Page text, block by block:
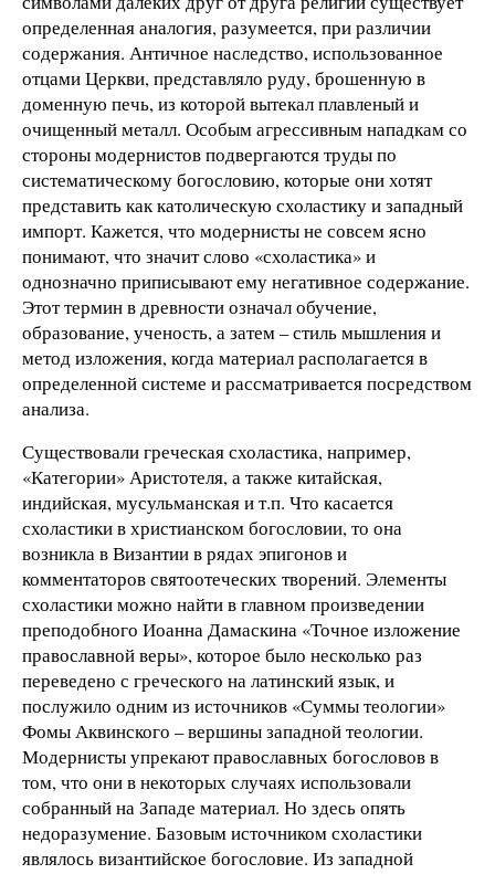
определенная аналогия, разумеется, при различии
содержания. Античное наследство, использованное
отцами Церкви, представляло руду, брошенную в
доменную печь, из которой вытекал плавленый и
очищенный металл. Особым агрессивным нападкам со
стороны модернистов подвергаются труды по
систематическому богословию, которые они хотят
представить как католическую схоластику и западный
импорт. Кажется, что модернисты не совсем ясно
понимают, что значит слово «схоластика» и
однозначно приписывают ему негативное содержание.
Этот термин в древности означал обучение,
образование, ученость, а затем – стиль мышления и
метод изложения, когда материал располагается в
определенной системе и рассматривается посредством
анализа.
Существовали греческая схоластика, например,
«Категории» Аристотеля, а также китайская,
индийская, мусульманская и т.п. Что касается
схоластики в христианском богословии, то она
возникла в Византии в рядах эпигонов и
комментаторов святоотеческих творений. Элементы
схоластики можно найти в главном произведении
преподобного Иоанна Дамаскина «Точное изложение
православной веры», которое было несколько раз
переведено с греческого на латинский язык, и
послужило одним из источников «Суммы теологии»
Фомы Аквинского – вершины западной теологии.
Модернисты упрекают православных богословов в
том, что они в некоторых случаях использовали
собранный на Западе материал. Но здесь опять
недоразумение. Базовым источником схоластики
являлось византийское богословие. Из западной